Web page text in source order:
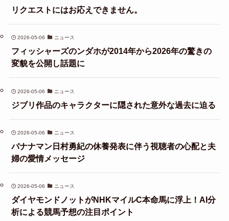
リクエストにはお応えできません。
2026-05-06 ニュース
フィッシャーズのンダホが2014年から2026年の驚きの
変貌を公開し話題に
2026-05-06 ニュース
ジブリ作品のキャラクターに隠された意外な過去に迫る
2026-05-06 ニュース
バナナマン日村勇紀の休養発表に伴う視聴者の心配と夫
婦の愛情メッセージ
2026-05-06 ニュース
ダイヤモンドノットがNHKマイルC本命馬に浮上！AI分
析による競馬予想の注目ポイント